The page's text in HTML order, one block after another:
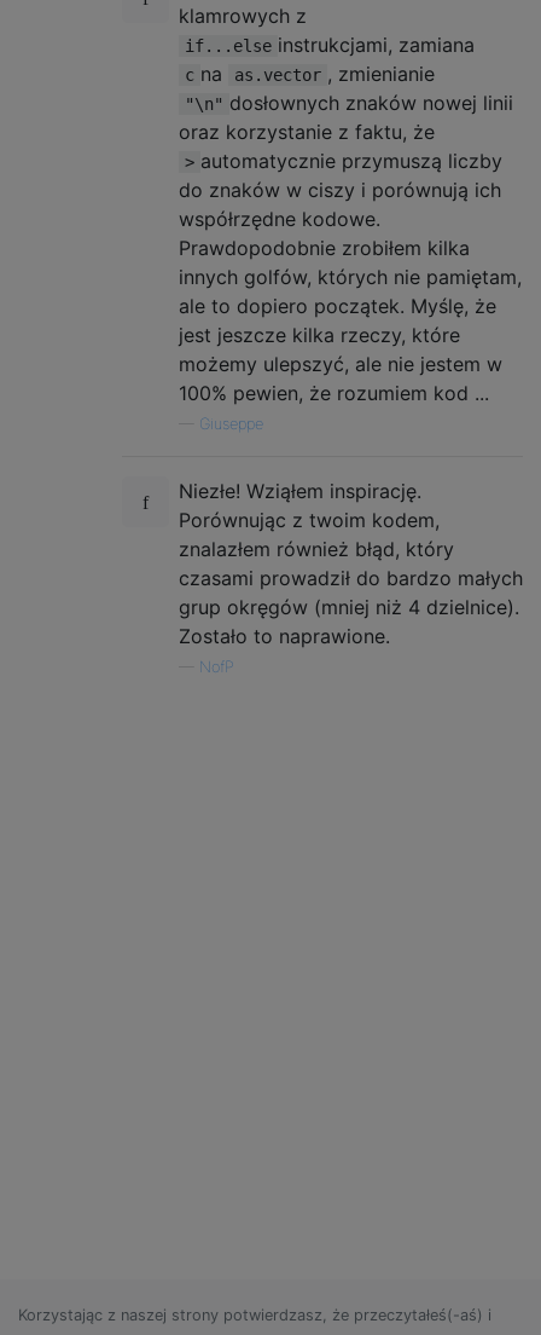
klamrowych z
if...else instrukcjami, zamiana
c na as.vector , zmienianie
"\n" dosłownych znaków nowej linii
oraz korzystanie z faktu, że
> automatycznie przymuszą liczby
do znaków w ciszy i porównują ich
współrzędne kodowe.
Prawdopodobnie zrobiłem kilka
innych golfów, których nie pamiętam,
ale to dopiero początek. Myślę, że
jest jeszcze kilka rzeczy, które
możemy ulepszyć, ale nie jestem w
100% pewien, że rozumiem kod ...
Giuseppe
Niezłe! Wziąłem inspirację.
Porównując z twoim kodem,
znalazłem również błąd, który
czasami prowadził do bardzo małych
grup okręgów (mniej niż 4 dzielnice).
Zostało to naprawione.
NofP
Korzystając z naszej strony potwierdzasz, że przeczytałeś(-aś) i